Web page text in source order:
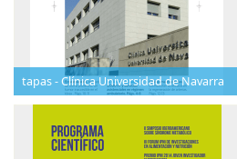
tapas - Clínica Universidad de Navarra